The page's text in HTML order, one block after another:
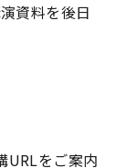
資料を後日
URLをご案内